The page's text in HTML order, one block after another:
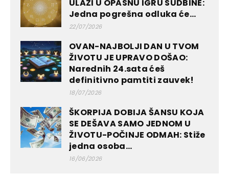
ULAZI U OPASNU IGRU SUDBINE:
Jedna pogrešna odluka će...
22/07/2026
OVAN-NAJBOLJI DAN U TVOM
ŽIVOTU JE UPRAVO DOŠAO:
Narednih 24.sata ćeš
definitivno pamtiti zauvek!
18/07/2026
ŠKORPIJA DOBIJA ŠANSU KOJA
SE DEŠAVA SAMO JEDNOM U
ŽIVOTU-POČINJE ODMAH: Stiže
jedna osoba...
16/06/2026